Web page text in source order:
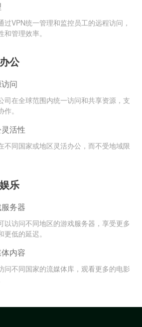
过VPN统一管理和监控员工的远程访问，
和管理效率。
公
问
司在全球范围内统一访问和共享资源，支
。
活性
不同国家或地区灵活办公，而不受地域限
乐
务器
以访问不同地区的游戏服务器，享受更多
更低的延迟。
内容
问不同国家的流媒体库，观看更多的电影